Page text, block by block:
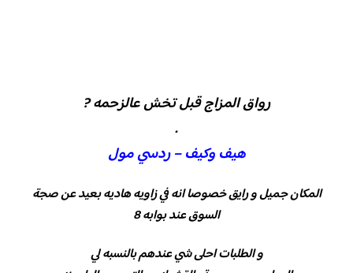
رواق المزاج قبل تخش عالزحمه ?
.
هيف وكيف – ردسي مول
المكان جميل و رايق خصوصا انه في زاويه هاديه بعيد عن صجة
السوق عند بوابه 8
و الطلبات احلى شي عندهم بالنسبه لي